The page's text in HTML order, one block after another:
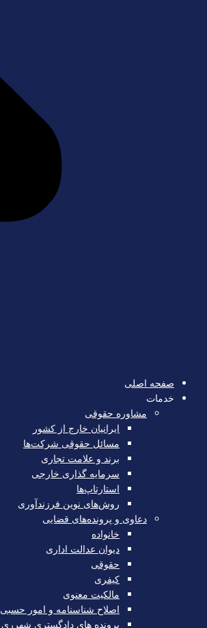
صفحه اصلی
خدمات
مشاوره حقوقی
ایرانیان خارج از کشور
مسائل حقوقی شرکت‌ها
برند و علامت تجاری
سرمایه‌ گذاری خارجی
استارتاپ‌ها
روش‌های نوین فرزندآوری
دعاوی و پرونده‌های قضایی
خانواده
دیوان عدالت اداری
حقوقی
کیفری
مالکیت معنوی
اصلاح شناسنامه و امور حسبی
پرونده های دادگستری شهرری